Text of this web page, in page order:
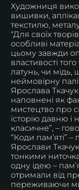
Художниця
вишивки,
текстилю,
“Для своїх
особливі
цьому завжди
властивості
латунь, чи мідь,
неймовірну
Ярослава
наповнені як
мистецтво про
історію давню і
класичне”, –
“Коди памʼяті”
Ярослави
тонкими
одну ідею –
отримали від
переживаючи